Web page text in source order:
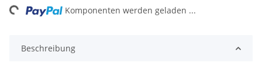
Komponenten werden geladen ...
Beschreibung